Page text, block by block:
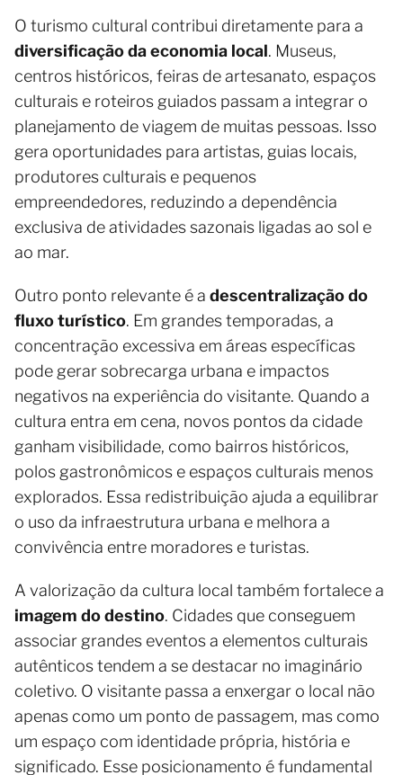
O turismo cultural contribui diretamente para a
diversificação da economia local. Museus,
centros históricos, feiras de artesanato, espaços
culturais e roteiros guiados passam a integrar o
planejamento de viagem de muitas pessoas. Isso
gera oportunidades para artistas, guias locais,
produtores culturais e pequenos
empreendedores, reduzindo a dependência
exclusiva de atividades sazonais ligadas ao sol e
ao mar.
Outro ponto relevante é a descentralização do
fluxo turístico. Em grandes temporadas, a
concentração excessiva em áreas específicas
pode gerar sobrecarga urbana e impactos
negativos na experiência do visitante. Quando a
cultura entra em cena, novos pontos da cidade
ganham visibilidade, como bairros históricos,
polos gastronômicos e espaços culturais menos
explorados. Essa redistribuição ajuda a equilibrar
o uso da infraestrutura urbana e melhora a
convivência entre moradores e turistas.
A valorização da cultura local também fortalece a
imagem do destino. Cidades que conseguem
associar grandes eventos a elementos culturais
autênticos tendem a se destacar no imaginário
coletivo. O visitante passa a enxergar o local não
apenas como um ponto de passagem, mas como
um espaço com identidade própria, história e
significado. Esse posicionamento é fundamental